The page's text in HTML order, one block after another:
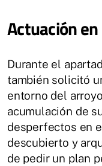
Actuación
Durante el
también solicitó
entorno del
acumulación de
desperfectos en
descubierto y
de pedir un plan